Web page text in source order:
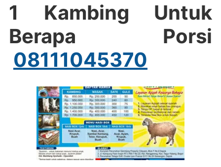
1 Kambing Untuk
Berapa Porsi
08111045370